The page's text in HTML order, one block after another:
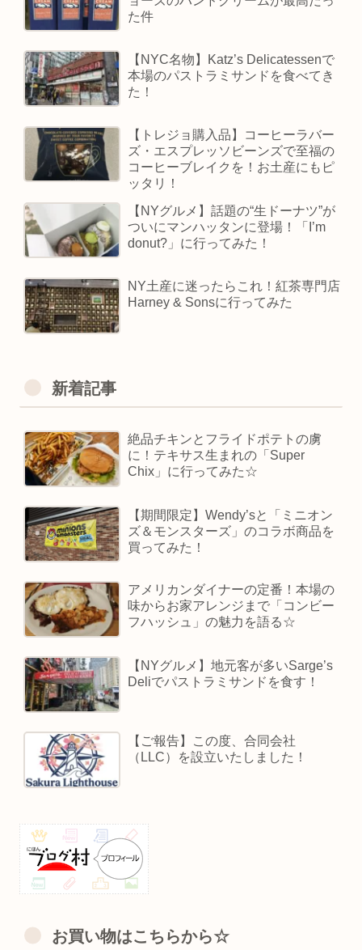
た件
【NYC名物】Katz’s Delicatessenで
本場のパストラミサンドを食べてき
た！
【トレジョ購入品】コーヒーラバー
ズ・エスプレッソビーンズで至福の
コーヒーブレイクを！お土産にもピ
ッタリ！
【NYグルメ】話題の“生ドーナツ”が
ついにマンハッタンに登場！「I’m
donut?」に行ってみた！
NY土産に迷ったらこれ！紅茶専門店
Harney & Sonsに行ってみた
新着記事
絶品チキンとフライドポテトの虜
に！テキサス生まれの「Super
Chix」に行ってみた☆
【期間限定】Wendy’sと「ミニオン
ズ＆モンスターズ」のコラボ商品を
買ってみた！
アメリカンダイナーの定番！本場の
味からお家アレンジまで「コンビー
フハッシュ」の魅力を語る☆
【NYグルメ】地元客が多いSarge’s
Deliでパストラミサンドを食す！
【ご報告】この度、合同会社
（LLC）を設立いたしました！
お買い物はこちらから☆